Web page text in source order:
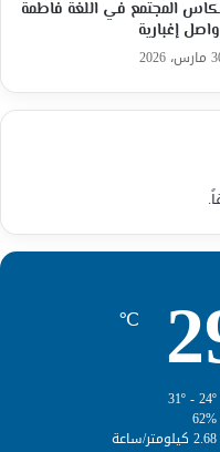
المجتمع في اللغة فاطمة
إغبارية
2026
℃
62%
2.68 كيلومتر/ساعة